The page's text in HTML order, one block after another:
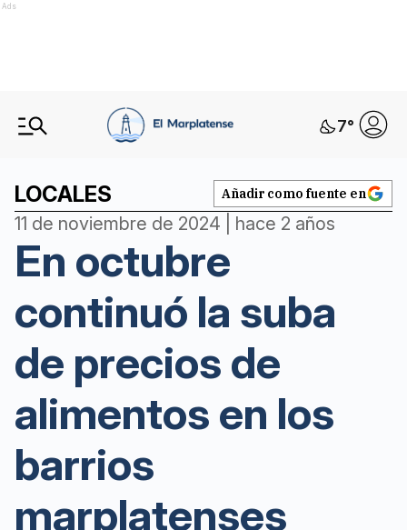
Ads
7°
LOCALES Añadir como fuente en
11 de noviembre de 2024 | hace 2 años
En octubre
continuó la suba
de precios de
alimentos en los
barrios
marplatenses